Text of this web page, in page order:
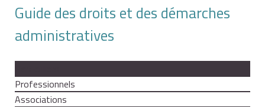
Guide des droits et des démarches
administratives
Professionnels
Associations